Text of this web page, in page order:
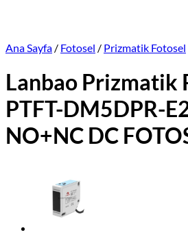
Ana Sayfa / Fotosel / Prizmatik Fotosel
Lanbao Prizmatik
PTFT-DM5DPR-
NO+NC DC